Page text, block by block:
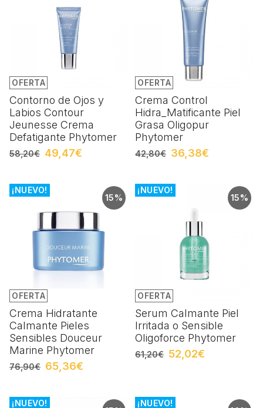
OFERTA
Contorno de Ojos y
Labios Contour
Jeunesse Crema
Defatigante Phytomer
58,20€ 49,47€
OFERTA
Crema Control
Hidra_Matificante Piel
Grasa Oligopur
Phytomer
42,80€ 36,38€
15%
OFERTA
¡NUEVO!
Crema Hidratante
Calmante Pieles
Sensibles Douceur
Marine Phytomer
76,90€ 65,36€
15%
OFERTA
¡NUEVO!
Serum Calmante Piel
Irritada o Sensible
Oligoforce Phytomer
61,20€ 52,02€
¡NUEVO! ¡NUEVO!